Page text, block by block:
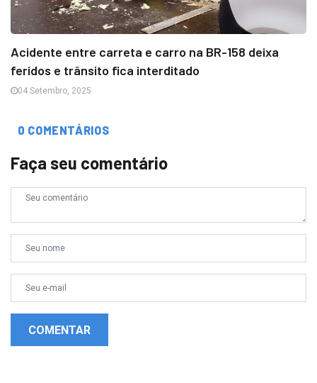
Acidente entre carreta e carro na BR-158 deixa
feridos e trânsito fica interditado
04 Setembro, 2025
0 COMENTÁRIOS
Faça seu comentário
COMENTAR